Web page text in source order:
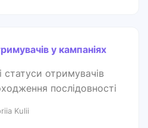
у кампаніях
статуси отримувачів
послідовності
Kulii